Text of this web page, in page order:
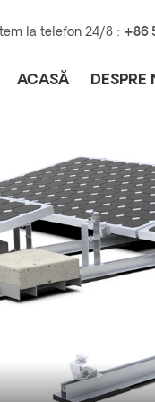
la telefon 24/8 : +86
ACASĂ DESPRE